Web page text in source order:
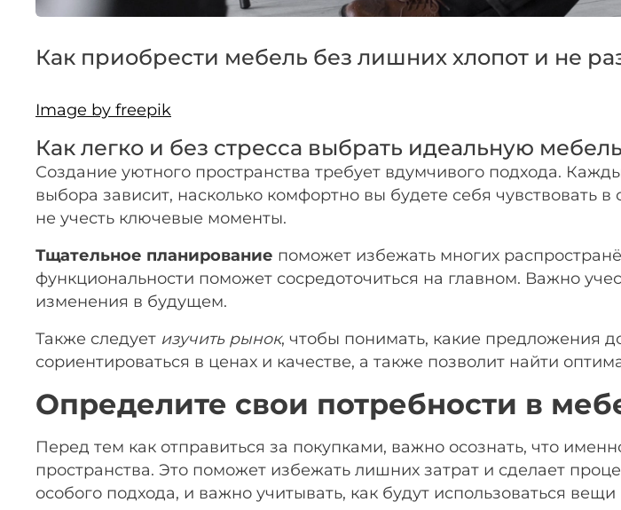
Как приобрести мебель без лишних хлопот и не
Image by freepik
Как легко и без стресса выбрать идеальную
Создание уютного пространства требует вдумчивого подхода.
выбора зависит, насколько комфортно вы будете себя чувствовать
не учесть ключевые моменты.
Тщательное планирование поможет избежать многих
функциональности поможет сосредоточиться на главном. Важно
изменения в будущем.
Также следует изучить рынок, чтобы понимать, какие предложения
сориентироваться в ценах и качестве, а также позволит найти
Определите свои потребности в
Перед тем как отправиться за покупками, важно осознать, что
пространства. Это поможет избежать лишних затрат и сделает
особого подхода, и важно учитывать, как будут использоваться
25
недели
8 800
plait.ru